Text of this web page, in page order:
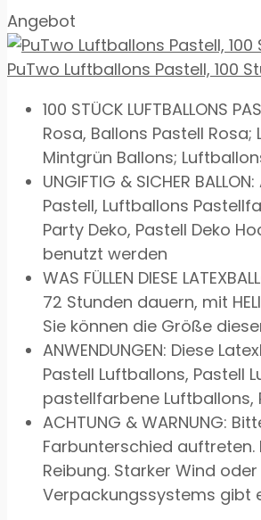
Angebot
PuTwo Luftballons Pastell, 100
100 STÜCK LUFTBALLONS
Rosa, Ballons Pastell
Mintgrün Ballons;
UNGIFTIG & SICHER
Pastell, Luftballons
Party Deko, Pastell Deko
benutzt werden
WAS FÜLLEN DIESE
72 Stunden dauern, mit
Sie können die Größe
ANWENDUNGEN: Diese
Pastell Luftballons, Pastell
pastellfarbene Luftballons,
ACHTUNG & WARNUNG:
Farbunterschied auftreten.
Reibung. Starker Wind
Verpackungssystems gibt